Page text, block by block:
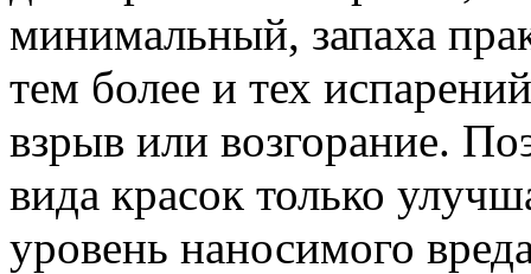
минимальный, запаха
тем более и тех
взрыв или возгорание.
вида красок только
уровень наносимого